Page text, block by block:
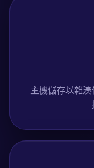
主機儲存以雜